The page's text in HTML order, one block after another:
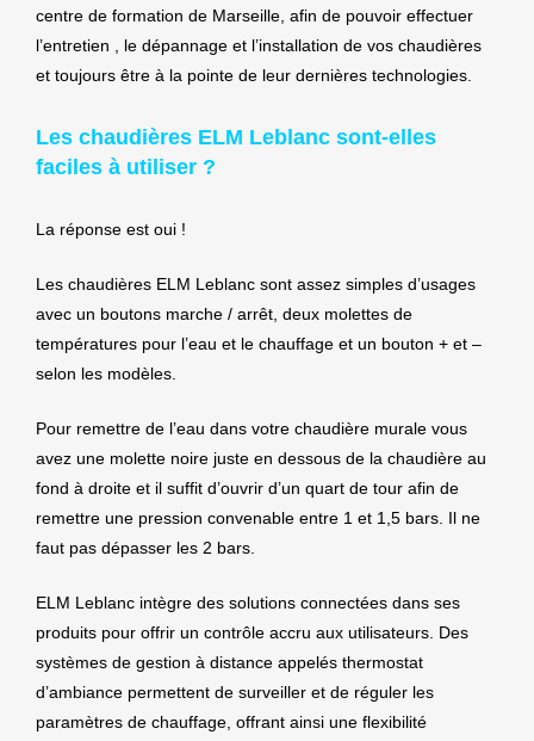
centre de formation de Marseille, afin de pouvoir effectuer
l’entretien , le dépannage et l’installation de vos chaudières
et toujours être à la pointe de leur dernières technologies.
Les chaudières ELM Leblanc sont-elles
faciles à utiliser ?
La réponse est oui !
Les chaudières ELM Leblanc sont assez simples d’usages
avec un boutons marche / arrêt, deux molettes de
températures pour l’eau et le chauffage et un bouton + et –
selon les modèles.
Pour remettre de l’eau dans votre chaudière murale vous
avez une molette noire juste en dessous de la chaudière au
fond à droite et il suffit d’ouvrir d’un quart de tour afin de
remettre une pression convenable entre 1 et 1,5 bars. Il ne
faut pas dépasser les 2 bars.
ELM Leblanc intègre des solutions connectées dans ses
produits pour offrir un contrôle accru aux utilisateurs. Des
systèmes de gestion à distance appelés thermostat
d’ambiance permettent de surveiller et de réguler les
paramètres de chauffage, offrant ainsi une flexibilité